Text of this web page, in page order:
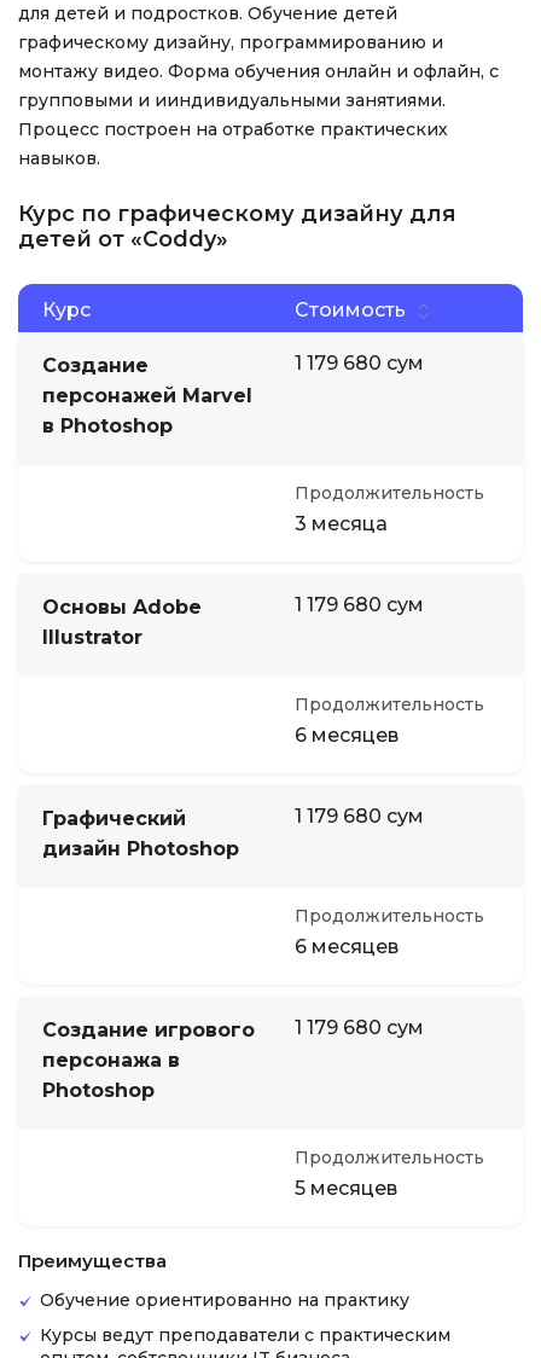
для детей и подростков. Обучение детей
графическому дизайну, программированию и
монтажу видео. Форма обучения онлайн и офлайн, с
групповыми и ииндивидуальными занятиями.
Процесс построен на отработке практических
навыков.
Курс по графическому дизайну для
детей от «Coddy»
Курс Стоимость
Создание
персонажей Marvel
в Photoshop
1 179 680 сум
Продолжительность
3 месяца
Основы Adobe
Illustrator
1 179 680 сум
Продолжительность
6 месяцев
Графический
дизайн Photoshop
1 179 680 сум
Продолжительность
6 месяцев
Создание игрового
персонажа в
Photoshop
1 179 680 сум
Продолжительность
5 месяцев
Преимущества
Обучение ориентированно на практику
Курсы ведут преподаватели с практическим